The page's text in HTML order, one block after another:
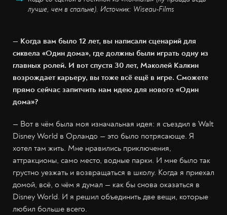
лучше, чем в спальне). Источник: Wiseau-Films
— Когда вам было 12 лет, вы написали сценарий для
сиквела «Один дома», где должны были играть одну из
главных ролей. И вот спустя 30 лет, Маколей Калкин
возрождает карьеру, вы тоже всё ещё в игре. Сможете
прямо сейчас запитчить нам идею для нового «Один
дома»?
— Вот в чём была моя изначальная идея: я съездил в Walt
Disney World в Орландо — это было потрясающе. Я
хотел там жить. Мне нравились приключения,
аттракционы, само место, водные парки. И мне было так
грустно уезжать и возвращаться в школу. Когда я приехал
домой, всё, о чём я думал — как бы снова оказаться в
Disney World. И я решил объединить две вещи, которые
любил больше всего.